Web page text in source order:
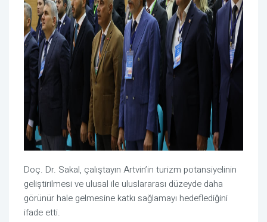
Doç. Dr. Sakal, çalıştayın Artvin’in turizm potansiyelinin
geliştirilmesi ve ulusal ile uluslararası düzeyde daha
görünür hale gelmesine katkı sağlamayı hedeflediğini
ifade etti.